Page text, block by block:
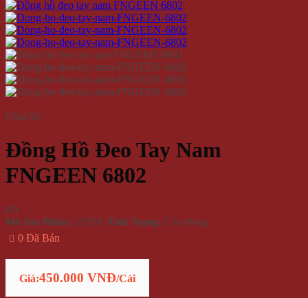
Chia Sẻ:
Đồng Hồ Đeo Tay Nam
FNGEEN 6802
(0)
Mã Sản Phẩm: 19338 |Tình Trạng: Còn Hàng
0 Đã Bán
Giá:450.000 VNĐ/Cái